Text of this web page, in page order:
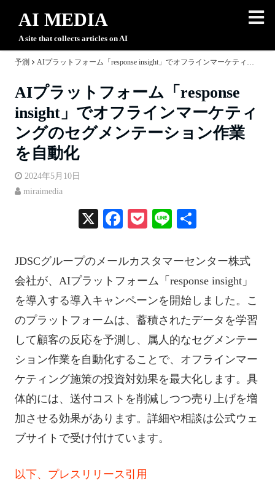
AI MEDIA
A site that collects articles on AI
予測 AIプラットフォーム「response insight」でオフラインマーケティングのセグメンテーション作業を自動化
AIプラットフォーム「response
insight」でオフラインマーケティ
ングのセグメンテーション作業
を自動化
2024年5月10日
miraimedia
X
Fa
bo
ok
P
ke
t
Li
JDSCグループのメールカスタマーセンター株式
会社が、AIプラットフォーム「response insight」
を導入する導入キャンペーンを開始しました。こ
のプラットフォームは、蓄積されたデータを学習
して顧客の反応を予測し、属人的なセグメンテー
ション作業を自動化することで、オフラインマー
ケティング施策の投資対効果を最大化します。具
体的には、送付コストを削減しつつ売り上げを増
加させる効果があります。詳細や相談は公式ウェ
ブサイトで受け付けています。
以下、プレスリリース引用